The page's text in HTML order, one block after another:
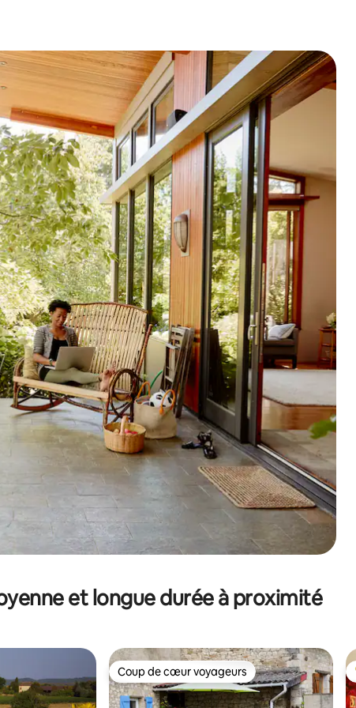
le bas pour les parcourir ou en appuyant et en faisant glisser.
et longue durée à proximité
Coup de cœur voyageurs
Coup de cœur voyageurs